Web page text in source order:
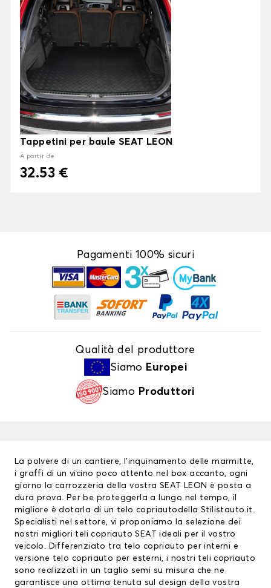
Tappetini per baule SEAT LEON
À partir de
32.53 €
Pagamenti 100% sicuri
Qualità del produttore
Siamo Europei
Siamo Produttori
La polvere di un cantiere, l’inquinamento delle marmitte,
i graffi di un vicino poco attento nel box accanto, ogni
giorno la carrozzeria della vostra SEAT LEON è posta a
dura prova. Per be proteggerla a lungo nel tempo, il
migliore è dotarla di un telo copriautodella Stilistauto.it.
Specialisti nel settore, vi proponiamo la selezione dei
nostri migliori teli copriauto SEATideali per il vostro
veicolo. Differenziato tra telo copriauto per interni e
versione telo copriauto per esterni, i nostri teli copriauto
sono realizzati in un taglio semi su misura che ne
garantisce una ottima tenuta sul design della vostra